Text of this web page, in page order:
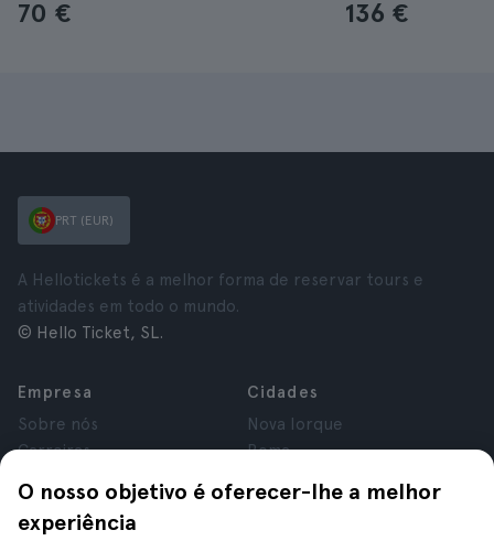
70 € 136 €
O nosso objetivo é oferecer-lhe a melhor
experiência
PRT (EUR)
A Hellotickets é a melhor forma de reservar tours e
atividades em todo o mundo.
© Hello Ticket, SL.
Empresa
Sobre nós
Carreiras
Avaliações
Privacidade
Cidades
Nova Iorque
Roma
Londres